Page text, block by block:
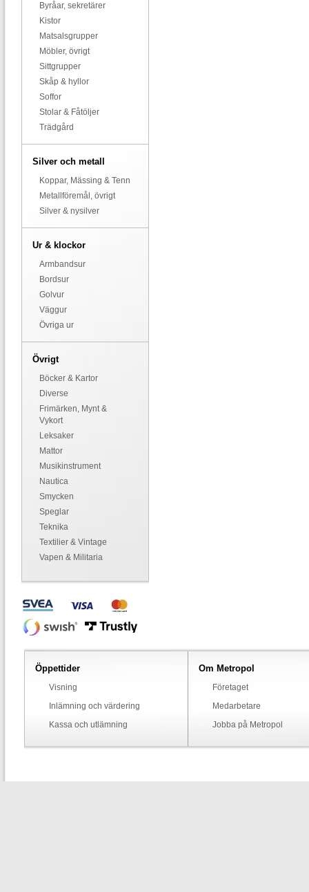
Byråar, sekretärer
Kistor
Matsalsgrupper
Möbler, övrigt
Sittgrupper
Skåp & hyllor
Soffor
Stolar & Fåtöljer
Trädgård
Silver och metall
Koppar, Mässing & Tenn
Metallföremål, övrigt
Silver & nysilver
Ur & klockor
Armbandsur
Bordsur
Golvur
Väggur
Övriga ur
Övrigt
Böcker & Kartor
Diverse
Frimärken, Mynt &
Vykort
Leksaker
Mattor
Musikinstrument
Nautica
Smycken
Speglar
Teknika
Textilier & Vintage
Vapen & Militaria
Öppettider
Visning
Inlämning och värdering
Kassa och utlämning
Om Metropol
Företaget
Medarbetare
Jobba på Metropol